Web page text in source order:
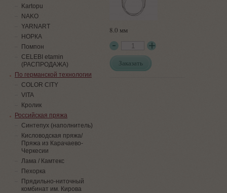
8.0 мм
Заказать
Kartopu
NAKO
YARNART
НОРКА
Помпон
СELEBI etamin
(РАСПРОДАЖА)
По германской технологии
COLOR CITY
VITA
Кролик
Российская пряжа
Синтепух (наполнитель)
Кисловодская пряжа/
Пряжа из Карачаево-
Черкесии
Лама / Камтекс
Пехорка
Прядильно-ниточный
комбинат им. Кирова